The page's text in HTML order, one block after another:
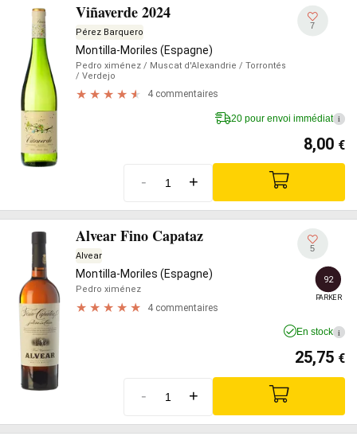
Viñaverde 2024
Pérez Barquero
Montilla-Moriles (Espagne)
Pedro ximénez / Muscat d'Alexandrie / Torrontés
/ Verdejo
4 commentaires
7
20 pour envoi immédiat i
8,00 €
- +
Alvear Fino Capataz
Alvear
Montilla-Moriles (Espagne)
Pedro ximénez
4 commentaires
5
92
PARKER
En stock i
25,75 €
- +